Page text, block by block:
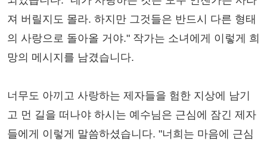
져 버릴지도 몰라. 하지만 그것들은 반드시 다른 형태
의 사랑으로 돌아올 거야." 작가는 소녀에게 이렇게 희
망의 메시지를 남겼습니다.
너무도 아끼고 사랑하는 제자들을 험한 지상에 남기
고 먼 길을 떠나야 하시는 예수님은 근심에 잠긴 제자
들에게 이렇게 말씀하셨습니다. "너희는 마음에 근심